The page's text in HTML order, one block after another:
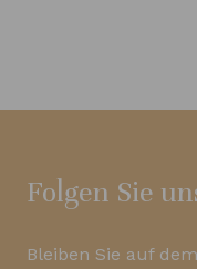
Folgen Sie
Bleiben Sie auf